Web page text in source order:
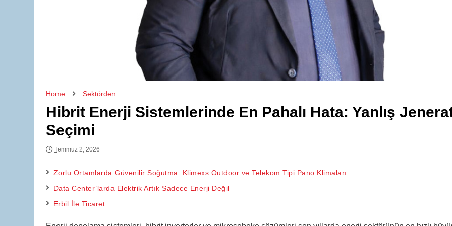
Home Sektörden
Hibrit Enerji Sistemlerinde En Pahalı Hata: Yanlış
Seçimi
Temmuz 2, 2026
Zorlu Ortamlarda Güvenilir Soğutma: Klimexs Outdoor ve Telekom Tipi Pano Klimaları
Data Center’larda Elektrik Artık Sadece Enerji Değil
Erbil İle Ticaret